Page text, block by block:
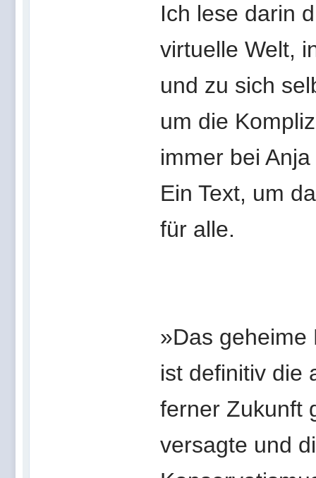
Ich lese darin
virtuelle Welt,
und zu sich
um die
immer bei
Ein Text, um
für alle.
»Das geheime
ist definitiv die
ferner Zukunft
versagte und